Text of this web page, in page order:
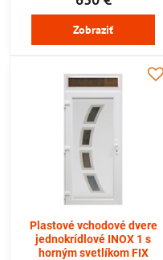
Zobraziť
Plastové vchodové dvere
jednokrídlové INOX 1 s
horným svetlíkom FIX